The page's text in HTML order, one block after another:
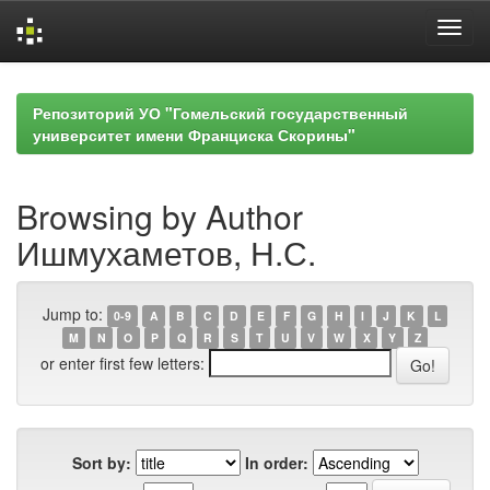
navigationРепозиторий УО "Гомельский государственный
университет имени Франциска Скорины"
Browsing by Author
Ишмухаметов, Н.С.
Jump to: 0-9 A B C D E F G H I J K
L
M
N O P Q R S T U V W X Y Z
or enter first few letters:
Sort by:
In order: